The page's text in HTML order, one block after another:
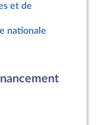
et de
nationale